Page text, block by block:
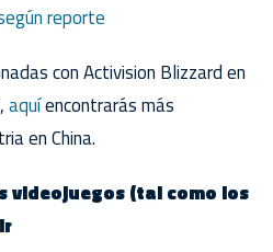
reporte
con Activision Blizzard en
aquíencontrarás más
en China.
videojuegos (tal como los